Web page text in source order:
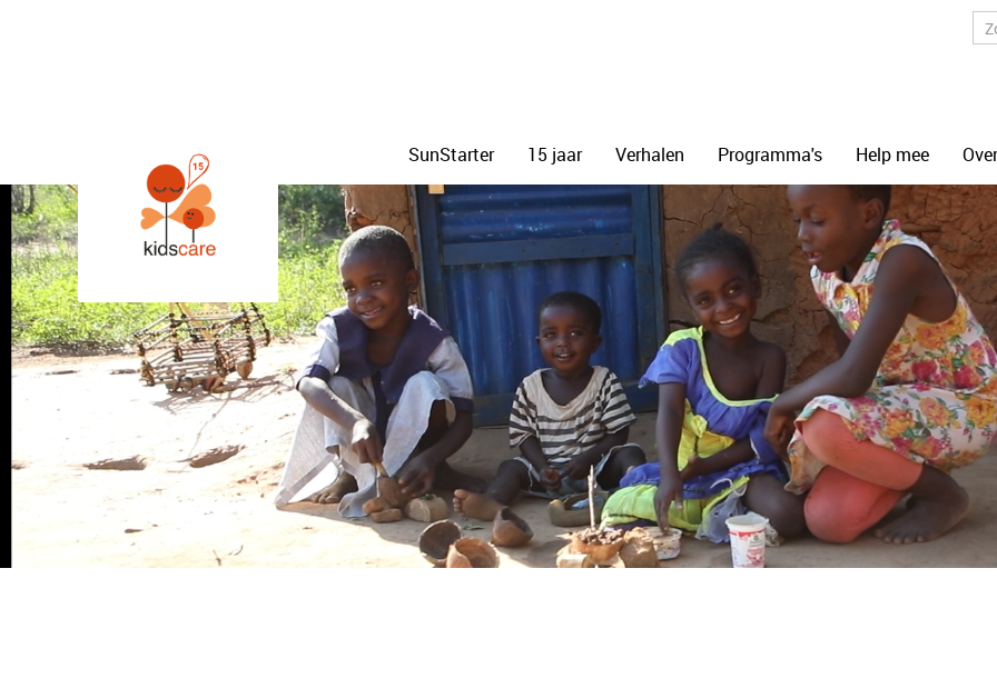
SunStarter 15 jaar Verhalen Programma's Help mee